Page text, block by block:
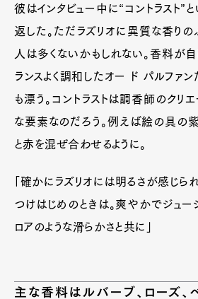
彼はインタビュー中に“コントラスト”
返した。ただラズリオに異質な香り
人は多くないかもしれない。香料が
ランスよく調和したオー ド パルファン
も漂う。コントラストは調香師のクリ
な要素なのだろう。例えば絵の具の
と赤を混ぜ合わせるように。
「確かにラズリオには明るさが感じら
つけはじめのときは。爽やかでジュー
ロアのような滑らかさと共に」
主な香料はルバーブ、ローズ、